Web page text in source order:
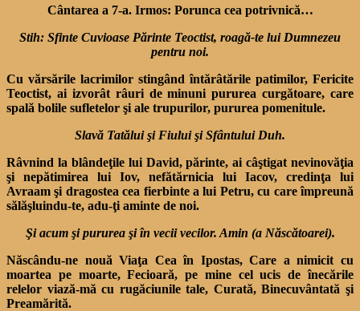
Cântarea a 7-a. Irmos: Porunca cea potrivnică…
Stih: Sfinte Cuvioase Părinte Teoctist, roagă-te lui Dumnezeu
pentru noi.
Cu vărsările lacrimilor stingând întărâtările patimilor, Fericite
Teoctist, ai izvorât râuri de minuni pururea curgătoare, care
spală bolile sufletelor şi ale trupurilor, pururea pomenitule.
Slavă Tatălui şi Fiului şi Sfântului Duh.
Râvnind la blândeţile lui David, părinte, ai câştigat nevinovăţia
şi nepătimirea lui Iov, nefătărnicia lui Iacov, credinţa lui
Avraam şi dragostea cea fierbinte a lui Petru, cu care împreună
sălăşluindu-te, adu-ţi aminte de noi.
Şi acum şi pururea şi în vecii vecilor. Amin (a Născătoarei).
Născându-ne nouă Viaţa Cea în Ipostas, Care a nimicit cu
moartea pe moarte, Fecioară, pe mine cel ucis de înecările
relelor viază-mă cu rugăciunile tale, Curată, Binecuvântată şi
Preamărită.